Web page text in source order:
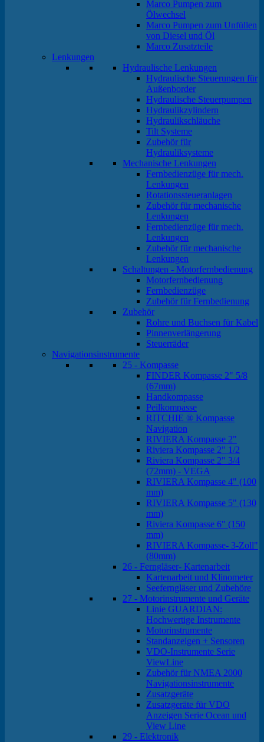
Marco Pumpen zum
Ölwechsel
Marco Pumpen zum Unfüllen
von Diesel und Öl
Marco Zusatzteile
Lenkungen
Hydraulische Lenkungen
Hydraulische Steuerungen für
Außenborder
Hydraulische Steuerpumpen
Hydraulikzylindern
Hydraulikschläuche
Tilt Systeme
Zubehör für
Hydrauliksysteme
Mechanische Lenkungen
Fernbedienzüge für mech.
Lenkungen
Rotationssteueranlagen
Zubehör für mechanische
Lenkungen
Fernbedienzüge für mech.
Lenkungen
Zubehör für mechanische
Lenkungen
Schaltungen - Motorfernbedienung
Motorfernbedienung
Fernbedienzüge
Zubehör für Fernbedienung
Zubehör
Rohre und Buchsen für Kabel
Pinnenverlängerung
Steuerräder
Navigationsinstrumente
25 - Kompasse
FINDER Kompasse 2" 5/8
(67mm)
Handkompasse
Peilkompasse
RITCHIE ® Kompasse
Navigation
RIVIERA Kompasse 2"
Riviera Kompasse 2" 1/2
Riviera Kompasse 2" 3/4
(72mm) - VEGA
RIVIERA Kompasse 4" (100
mm)
RIVIERA Kompasse 5" (130
mm)
Riviera Kompasse 6" (150
mm)
RIVIERA Kompasse- 3-Zoll"
(80mm)
26 - Ferngläser- Kartenarbeit
Kartenarbeit und Klinometer
Seeferngläser und Zubehöre
27 - Motorinstrumente und Geräte
Linie GUARDIAN:
Hochwertige Instrumente
Motorinstrumente
Standanzeigen + Sensoren
VDO-Instrumente Serie
ViewLine
Zubehör für NMEA 2000
Navigationsinstrumente
Zusatzgeräte
Zusatzgeräte für VDO
Anzeigen Serie Ocean und
View Line
29 - Elektronik